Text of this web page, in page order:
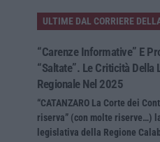
ULTIME DAL CORRIERE
“Carenze Informative” E
“saltate”. Le Criticità Della
Regionale Nel 2025
“CATANZARO La Corte dei
riserva” (con molte riserve…)
legislativa della Regione